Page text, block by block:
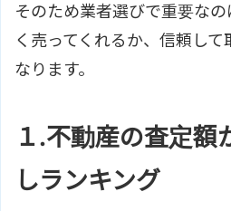
そのため業者選びで重要な
く売ってくれるか、信頼し
なります。
１.不動産の査定額
しランキング